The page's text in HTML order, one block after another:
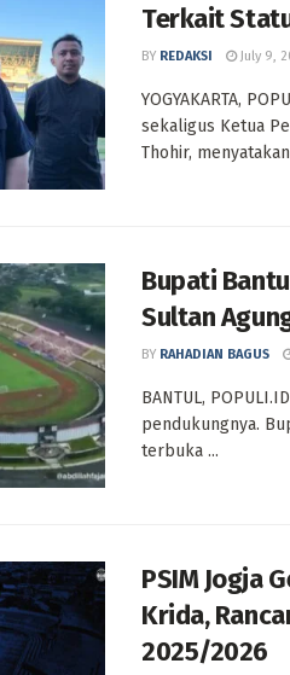
Terkait
BY REDAKSI July 9,
YOGYAKARTA,
sekaligus Ketua
Thohir,
Bupati
Sultan
BY RAHADIAN BAGUS
BANTUL,
pendukungnya.
terbuka ...
PSIM Jogja
Krida,
2025/2026